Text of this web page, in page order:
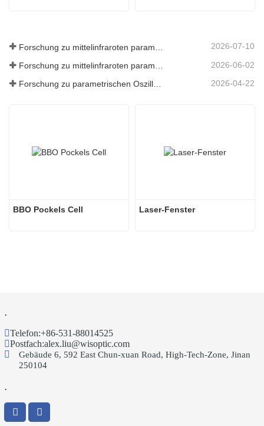
2026-07-10
2026-06-02
2026-04-22
BBO Pockels Cell Laser-Fenster
.
Telefon:+86-531-88014525
Postfach:alex.liu@wisoptic.com
Gebäude 6, 592 East Chun-xuan Road, High-Tech-Zone, Jinan
250104
.